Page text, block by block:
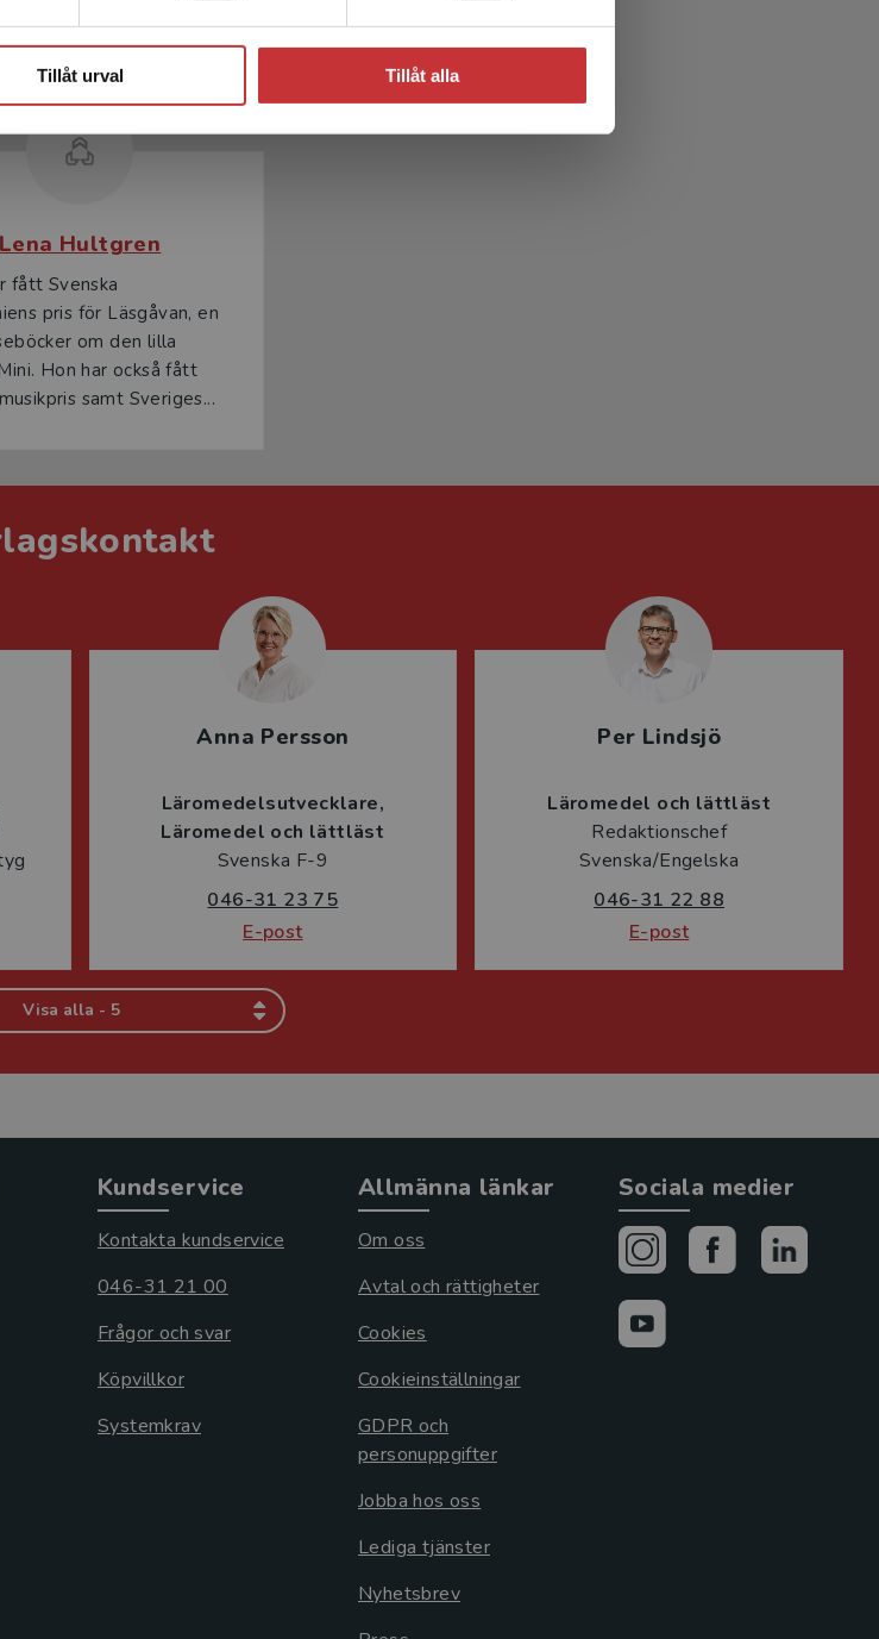
Tillåt urval Tillåt alla
Lena Hultgren
fått Svenska
pris för Läsgåvan, en
om den lilla
Hon har också fått
samt Sveriges...
Anna Persson
Läromedelsutvecklare
Läromedel och lättläst
Svenska F-9
046-31 23 75
E-post
Per Lindsjö
Läromedel och lättläst
Redaktionschef
Svenska/Engelska
046-31 22 88
E-post
Visa alla - 5
Kundservice
Kontakta kundservice
046-31 21 00
Frågor och svar
Köpvillkor
Systemkrav
Allmänna länkar
Om oss
Avtal och rättigheter
Cookies
Cookieinställningar
GDPR och
personuppgifter
Jobba hos oss
Lediga tjänster
Nyhetsbrev
Sociala medier